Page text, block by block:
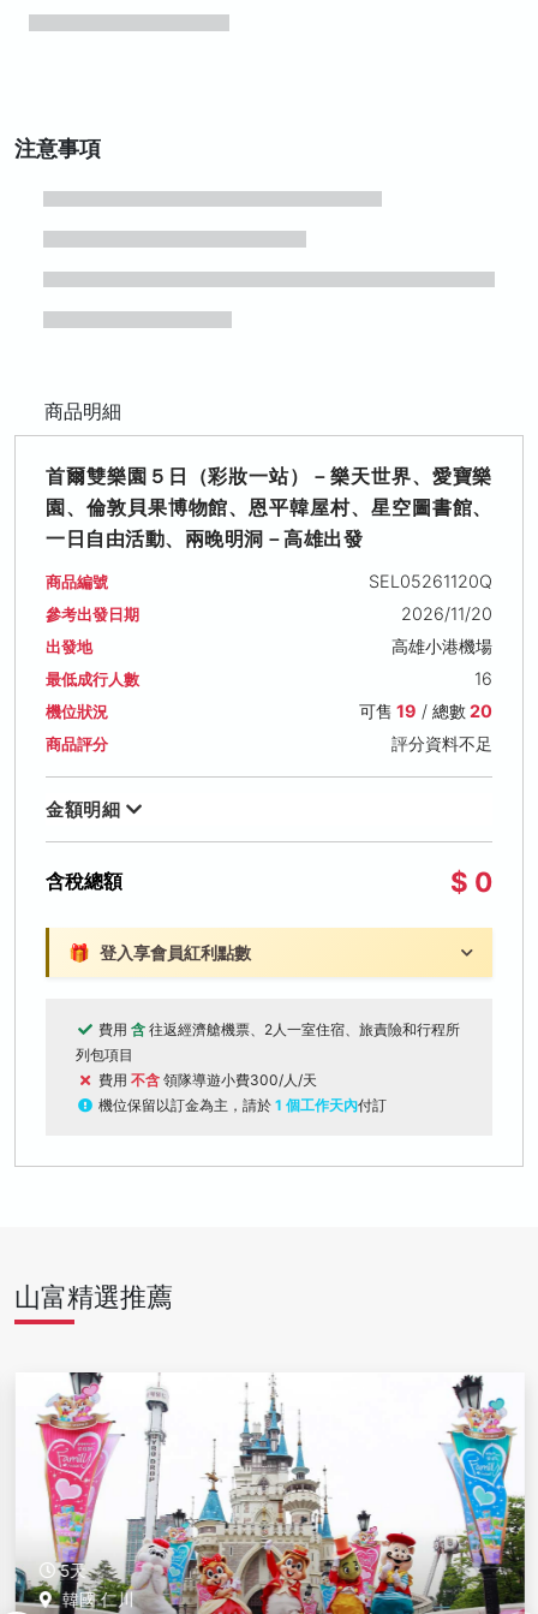
注意事項
商品明細
首爾雙樂園５日（彩妝一站）－樂天世界、愛寶樂
園、倫敦貝果博物館、恩平韓屋村、星空圖書館、
一日自由活動、兩晚明洞－高雄出發
商品編號 SEL05261120Q
參考出發日期 2026/11/20
出發地 高雄小港機場
最低成行人數 16
機位狀況 可售 19 / 總數20
商品評分 評分資料不足
金額明細
含稅總額 $ 0
🎁 登入享會員紅利點數
費用 含 往返經濟艙機票、2人一室住宿、旅責險和行程所
列包項目
費用 不含 領隊導遊小費300/人/天
機位保留以訂金為主，請於 1 個工作天內付訂
山富精選推薦
5天
韓國 仁川